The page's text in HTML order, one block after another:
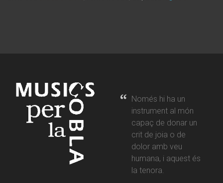
Només hi ha un
instrument al món
capaç de donar un
crit de joia o de
dolor amb veu
humana, i aquest és
la tenora.